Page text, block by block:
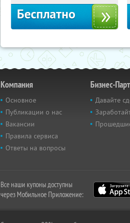
Бесплатно
Компания
Основное
Публикации о нас
Вакансии
Правила сервиса
Ответы на вопросы
Бизнес-
Давайте
Все наши купоны доступны
через Мобильное Приложение: